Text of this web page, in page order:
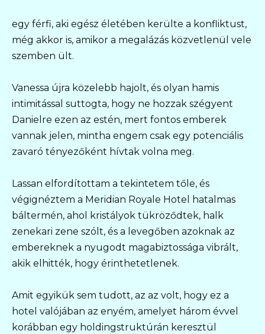
egy férfi, aki egész életében kerülte a konfliktust,
még akkor is, amikor a megalázás közvetlenül vele
szemben ült.
Vanessa újra közelebb hajolt, és olyan hamis
intimitással suttogta, hogy ne hozzak szégyent
Danielre ezen az estén, mert fontos emberek
vannak jelen, mintha engem csak egy potenciális
zavaró tényezőként hívtak volna meg.
Lassan elfordítottam a tekintetem tőle, és
végignéztem a Meridian Royale Hotel hatalmas
báltermén, ahol kristályok tükröződtek, halk
zenekari zene szólt, és a levegőben azoknak az
embereknek a nyugodt magabiztossága vibrált,
akik elhitték, hogy érinthetetlenek.
Amit egyikük sem tudott, az az volt, hogy ez a
hotel valójában az enyém, amelyet három évvel
korábban egy holdingstruktúrán keresztül